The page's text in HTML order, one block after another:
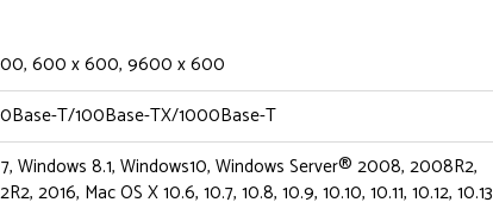
600 x 600, 9600 x 600
T/100Base-TX/1000Base-T
Windows 8.1, Windows10, Windows Server® 2008, 2008R2,
2016, Mac OS X 10.6, 10.7, 10.8, 10.9, 10.10, 10.11, 10.12, 10.13